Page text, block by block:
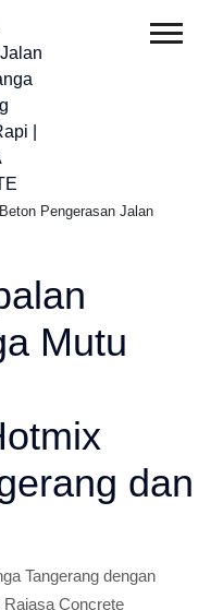
Pengerasan Jalan
Mutu
dan
Tangerang dengan
Rajasa Concrete